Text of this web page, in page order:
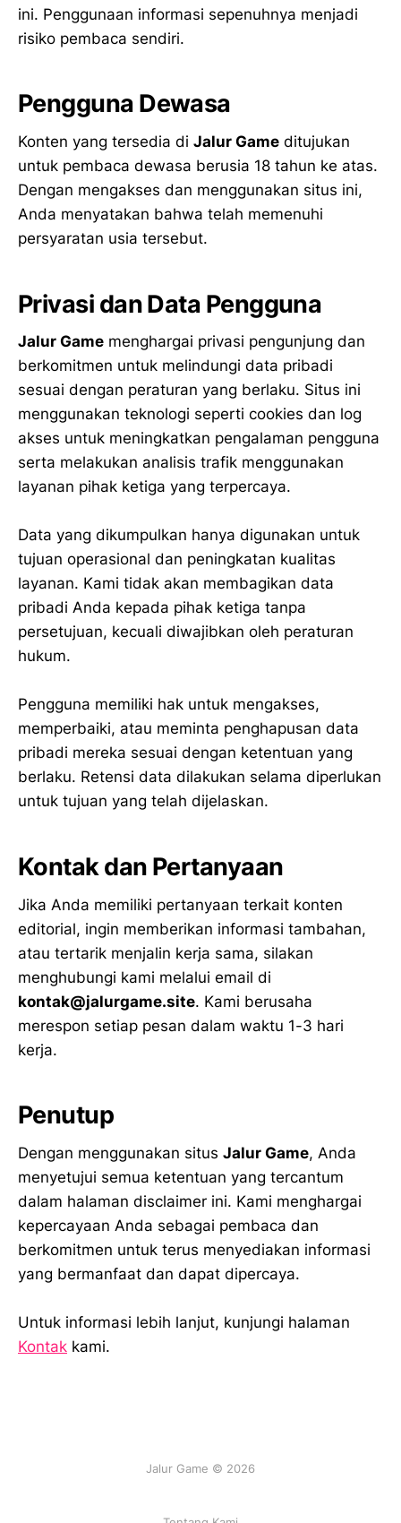
ini. Penggunaan informasi sepenuhnya menjadi
risiko pembaca sendiri.
Pengguna Dewasa
Konten yang tersedia di Jalur Game ditujukan
untuk pembaca dewasa berusia 18 tahun ke atas.
Dengan mengakses dan menggunakan situs ini,
Anda menyatakan bahwa telah memenuhi
persyaratan usia tersebut.
Privasi dan Data Pengguna
Jalur Game menghargai privasi pengunjung dan
berkomitmen untuk melindungi data pribadi
sesuai dengan peraturan yang berlaku. Situs ini
menggunakan teknologi seperti cookies dan log
akses untuk meningkatkan pengalaman pengguna
serta melakukan analisis trafik menggunakan
layanan pihak ketiga yang terpercaya.
Data yang dikumpulkan hanya digunakan untuk
tujuan operasional dan peningkatan kualitas
layanan. Kami tidak akan membagikan data
pribadi Anda kepada pihak ketiga tanpa
persetujuan, kecuali diwajibkan oleh peraturan
hukum.
Pengguna memiliki hak untuk mengakses,
memperbaiki, atau meminta penghapusan data
pribadi mereka sesuai dengan ketentuan yang
berlaku. Retensi data dilakukan selama diperlukan
untuk tujuan yang telah dijelaskan.
Kontak dan Pertanyaan
Jika Anda memiliki pertanyaan terkait konten
editorial, ingin memberikan informasi tambahan,
atau tertarik menjalin kerja sama, silakan
menghubungi kami melalui email di
kontak@jalurgame.site. Kami berusaha
merespon setiap pesan dalam waktu 1-3 hari
kerja.
Penutup
Dengan menggunakan situs Jalur Game, Anda
menyetujui semua ketentuan yang tercantum
dalam halaman disclaimer ini. Kami menghargai
kepercayaan Anda sebagai pembaca dan
berkomitmen untuk terus menyediakan informasi
yang bermanfaat dan dapat dipercaya.
Untuk informasi lebih lanjut, kunjungi halaman
Kontak kami.
Jalur Game © 2026